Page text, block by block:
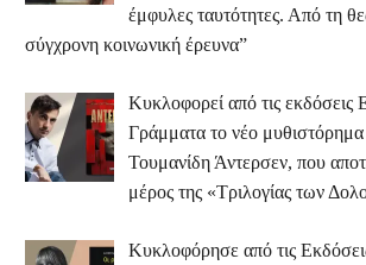
έμφυλες ταυτότητες. Από τη
σύγχρονη κοινωνική έρευνα”
Κυκλοφορεί από τις εκδόσεις
Γράμματα το νέο
Τουμανίδη Άντερσεν, που
μέρος της «Τριλογίας των
Κυκλοφόρησε από τις